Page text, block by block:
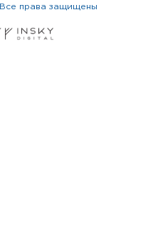
права защищены